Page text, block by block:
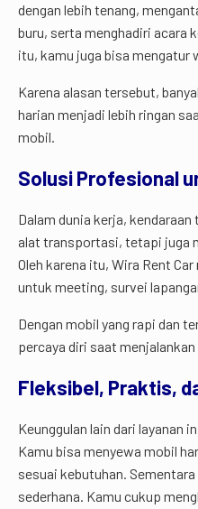
dengan lebih tenang,
buru, serta menghadiri acara
itu, kamu juga bisa mengatur
Karena alasan tersebut,
harian menjadi lebih ringan
mobil.
Solusi Profesional
Dalam dunia kerja,
alat transportasi, tetapi juga
Oleh karena itu, Wira Rent
untuk meeting, survei
Dengan mobil yang rapi dan
percaya diri saat
Fleksibel, Praktis,
Keunggulan lain dari layanan
Kamu bisa menyewa mobil
sesuai kebutuhan.
sederhana. Kamu cukup